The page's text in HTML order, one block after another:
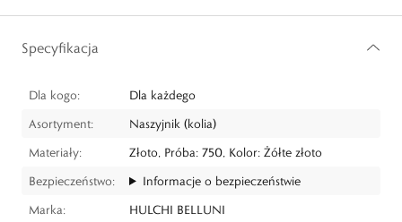
Specyfikacja
Dla kogo:
Dla każdego
Asortyment:
Naszyjnik (kolia)
Materiały:
Złoto, Próba: 750, Kolor: Żółte złoto
Bezpieczeństwo:
Informacje o bezpieczeństwie
Marka:
HULCHI BELLUNI